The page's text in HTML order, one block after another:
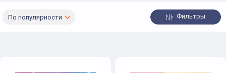
По популярности Фильтры